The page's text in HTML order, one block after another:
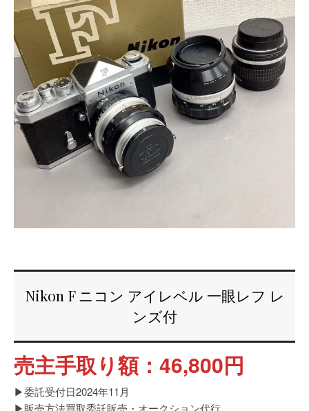
Nikon F ニコン アイレベル 一眼レフ レ
ンズ付
売主手取り額：46,800円
▶委託受付日2024年11月